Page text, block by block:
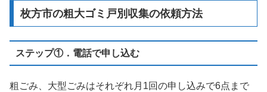
枚方市の粗大ゴミ戸別収集の依頼方法
ステップ①．電話で申し込む
粗ごみ、大型ごみはそれぞれ月1回の申し込みで6点まで